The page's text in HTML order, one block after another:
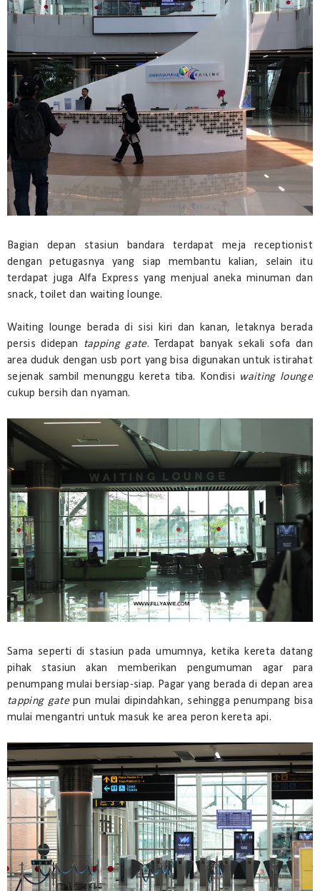
Bagian depan stasiun bandara terdapat meja receptionist
dengan petugasnya yang siap membantu kalian, selain itu
terdapat juga Alfa Express yang menjual aneka minuman dan
snack, toilet dan waiting lounge.
Waiting lounge berada di sisi kiri dan kanan, letaknya berada
persis didepan
tapping gate. Terdapat banyak sekali sofa dan
area duduk dengan usb port yang bisa digunakan untuk istirahat
sejenak sambil menunggu kereta tiba. Kondisi waiting lounge
cukup bersih dan nyaman.
Sama seperti di stasiun pada umumnya, ketika kereta datang
pihak stasiun akan memberikan pengumuman agar para
penumpang mulai bersiap-siap. Pagar yang berada di depan area
tapping gatepun mulai dipindahkan, sehingga penumpang bisa
mulai mengantri untuk masuk ke area peron kereta api.